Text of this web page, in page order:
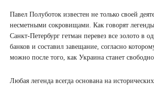
Павел Полуботок известен не только своей
несметными сокровищами. Как говорят
Санкт-Петербург гетман перевез все золото в
банков и составил завещание, согласно
можно после того, как Украина станет
Любая легенда всегда основана на исторических